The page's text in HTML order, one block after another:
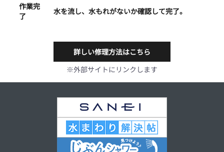
作業完
了
水を流し、水もれがないか確認して完了。
詳しい修理方法はこちら
※外部サイトにリンクします